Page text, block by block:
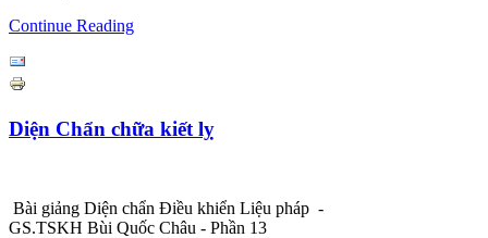
Continue Reading
Diện Chẩn chữa kiết lỵ
Bài giảng Diện chẩn Điều khiển Liệu pháp -
GS.TSKH Bùi Quốc Châu - Phần 13